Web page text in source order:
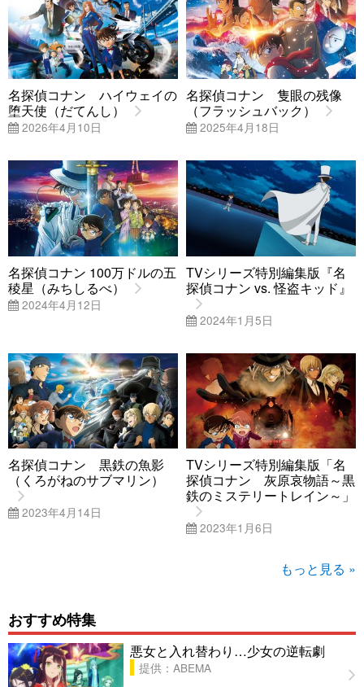
名探偵コナン ハイウェイの
堕天使（だてんし）
2026年4月10日
名探偵コナン 隻眼の残像
（フラッシュバック）
2025年4月18日
名探偵コナン 100万ドルの五
稜星（みちしるべ）
2024年4月12日
TVシリーズ特別編集版『名
探偵コナン vs. 怪盗キッド』
2024年1月5日
名探偵コナン 黒鉄の魚影
（くろがねのサブマリン）
2023年4月14日
TVシリーズ特別編集版「名
探偵コナン 灰原哀物語～黒
鉄のミステリートレイン～」
2023年1月6日
もっと見る »
おすすめ特集
悪女と入れ替わり…少女の逆転劇
提供：ABEMA